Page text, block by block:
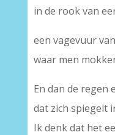
in de rook van
een vagevuur
waar men
En dan de regen
dat zich spiegelt
Ik denk dat het